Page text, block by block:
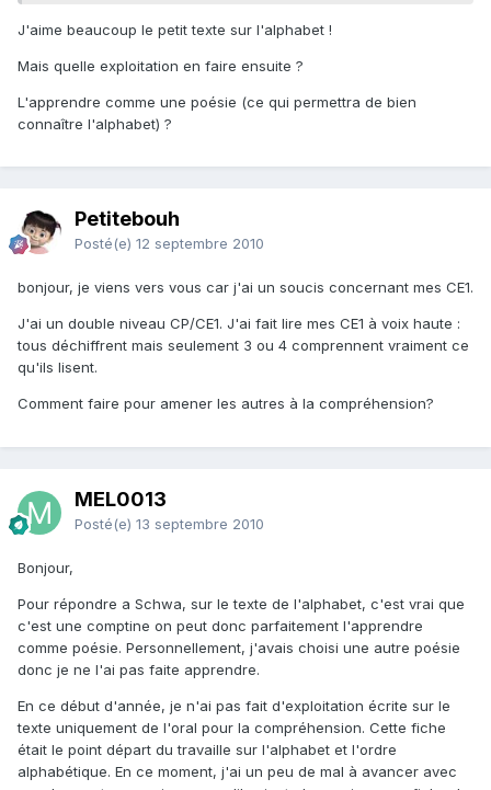
J'aime beaucoup le petit texte sur l'alphabet !
Mais quelle exploitation en faire ensuite ?
L'apprendre comme une poésie (ce qui permettra de bien
connaître l'alphabet) ?
Petitebouh
Posté(e) 12 septembre 2010
bonjour, je viens vers vous car j'ai un soucis concernant mes CE1.
J'ai un double niveau CP/CE1. J'ai fait lire mes CE1 à voix haute :
tous déchiffrent mais seulement 3 ou 4 comprennent vraiment ce
qu'ils lisent.
Comment faire pour amener les autres à la compréhension?
MEL0013
Posté(e) 13 septembre 2010
Bonjour,
Pour répondre a Schwa, sur le texte de l'alphabet, c'est vrai que
c'est une comptine on peut donc parfaitement l'apprendre
comme poésie. Personnellement, j'avais choisi une autre poésie
donc je ne l'ai pas faite apprendre.
En ce début d'année, je n'ai pas fait d'exploitation écrite sur le
texte uniquement de l'oral pour la compréhension. Cette fiche
était le point départ du travaille sur l'alphabet et l'ordre
alphabétique. En ce moment, j'ai un peu de mal à avancer avec